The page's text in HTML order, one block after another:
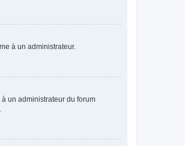
à un administrateur.
un administrateur du forum